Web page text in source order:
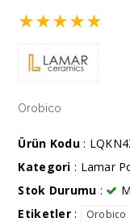
★★★★★
Orobico
Ürün Kodu:
Kategori : Lamar
Stok Durumu :
Etiketler: Orobico